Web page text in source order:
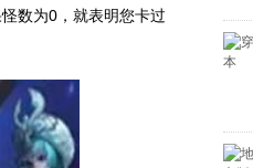
数为0，就表明您卡过